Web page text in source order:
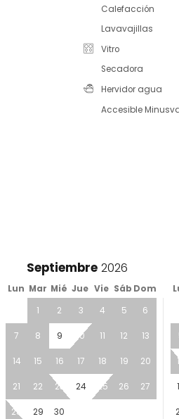
Calefacción
Lavavajillas
Vitro
Secadora
Hervidor agua
Accesible
Septiembre
Lun Mar Mié Jue Vie Sáb Dom
1 2 3 4 5 6
7 8 9 10 11 12 13
14 15 16 17 18 19 20
21 22 23 24 25 26 27
28 29 30